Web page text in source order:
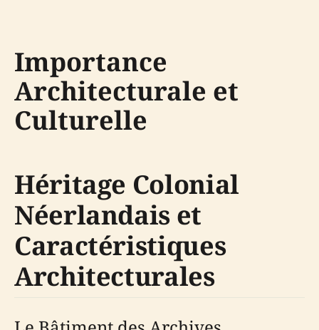
Importance
Architecturale et
Culturelle
Héritage Colonial
Néerlandais et
Caractéristiques
Architecturales